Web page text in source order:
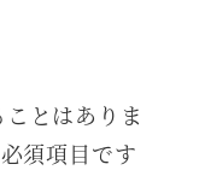
とはありま
須項目です